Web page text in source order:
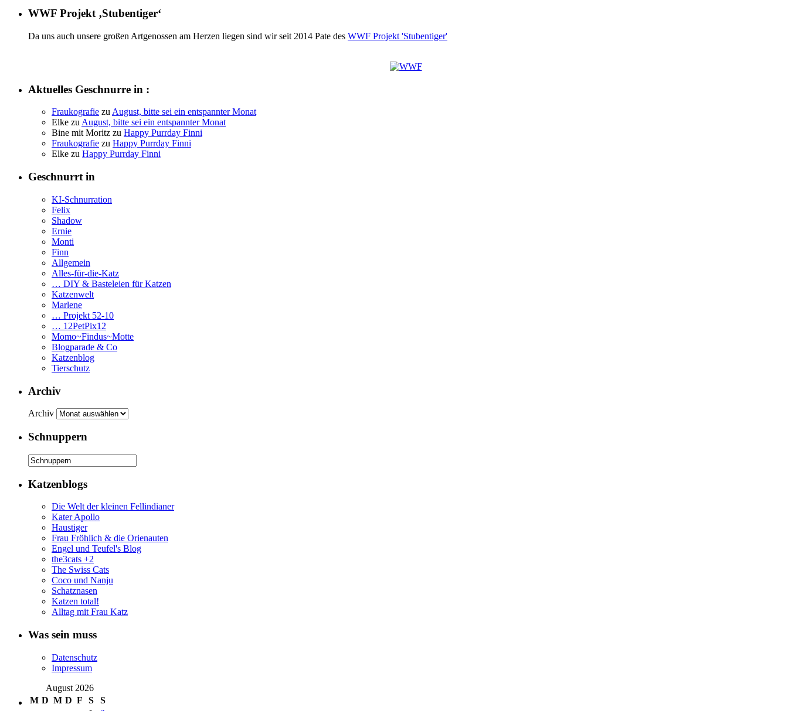
WWF Projekt ‚Stubentiger‘
Da uns auch unsere großen Artgenossen am Herzen liegen sind wir seit 2014 Pate des WWF Projekt 'Stubentiger'
Aktuelles Geschnurre in :
Fraukografie zuAugust, bitte sei ein entspannter Monat
Elke zuAugust, bitte sei ein entspannter Monat
Bine mit Moritz zu Happy Purrday Finni
Fraukografie zu Happy Purrday Finni
Elke zu Happy Purrday Finni
Geschnurrt in
KI-Schnurration
Felix
Shadow
Ernie
Monti
Finn
Allgemein
Alles-für-die-Katz
… DIY & Basteleien für Katzen
Katzenwelt
Marlene
… Projekt 52-10
… 12PetPix12
Momo~Findus~Motte
Blogparade & Co
Katzenblog
Tierschutz
Archiv
Archiv
Schnuppern
Katzenblogs
Die Welt der kleinen Fellindianer
Kater Apollo
Haustiger
Frau Fröhlich & die Orienauten
Engel und Teufel's Blog
the3cats +2
The Swiss Cats
Coco und Nanju
Schatznasen
Katzen total!
Alltag mit Frau Katz
Was sein muss
Datenschutz
Impressum
August 2026
M D M D F S
S